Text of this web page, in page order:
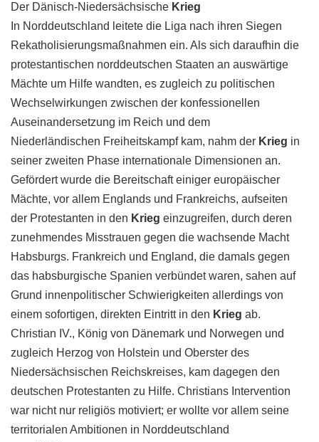
Der Dänisch-Niedersächsische Krieg
In Norddeutschland leitete die Liga nach ihren Siegen
Rekatholisierungsmaßnahmen ein. Als sich daraufhin die
protestantischen norddeutschen Staaten an auswärtige
Mächte um Hilfe wandten, es zugleich zu politischen
Wechselwirkungen zwischen der konfessionellen
Auseinandersetzung im Reich und dem
Niederländischen Freiheitskampf kam, nahm der Krieg in
seiner zweiten Phase internationale Dimensionen an.
Gefördert wurde die Bereitschaft einiger europäischer
Mächte, vor allem Englands und Frankreichs, aufseiten
der Protestanten in den Krieg einzugreifen, durch deren
zunehmendes Misstrauen gegen die wachsende Macht
Habsburgs. Frankreich und England, die damals gegen
das habsburgische Spanien verbündet waren, sahen auf
Grund innenpolitischer Schwierigkeiten allerdings von
einem sofortigen, direkten Eintritt in den Krieg ab.
Christian IV., König von Dänemark und Norwegen und
zugleich Herzog von Holstein und Oberster des
Niedersächsischen Reichskreises, kam dagegen den
deutschen Protestanten zu Hilfe. Christians Intervention
war nicht nur religiös motiviert; er wollte vor allem seine
territorialen Ambitionen in Norddeutschland